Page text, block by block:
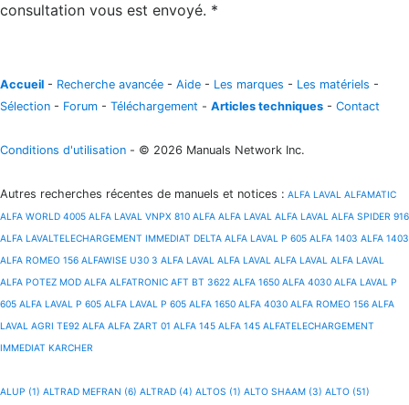
consultation vous est envoyé. *
Accueil - Recherche avancée - Aide - Les marques - Les matériels -
Sélection - Forum - Téléchargement - Articles techniques - Contact
Conditions d'utilisation - © 2026 Manuals Network Inc.
Autres recherches récentes de manuels et notices : ALFA LAVAL ALFAMATIC
ALFA WORLD 4005 ALFA LAVAL VNPX 810 ALFA ALFA LAVAL ALFA LAVAL ALFA SPIDER 916
ALFA LAVALTELECHARGEMENT IMMEDIAT DELTA ALFA LAVAL P 605 ALFA 1403 ALFA 1403
ALFA ROMEO 156 ALFAWISE U30 3 ALFA LAVAL ALFA LAVAL ALFA LAVAL ALFA LAVAL
ALFA POTEZ MOD ALFA ALFATRONIC AFT BT 3622 ALFA 1650 ALFA 4030 ALFA LAVAL P
605 ALFA LAVAL P 605 ALFA LAVAL P 605 ALFA 1650 ALFA 4030 ALFA ROMEO 156 ALFA
LAVAL AGRI TE92 ALFA ALFA ZART 01 ALFA 145 ALFA 145 ALFATELECHARGEMENT
IMMEDIAT KARCHER
ALUP (1) ALTRAD MEFRAN (6) ALTRAD (4) ALTOS (1) ALTO SHAAM (3) ALTO (51)